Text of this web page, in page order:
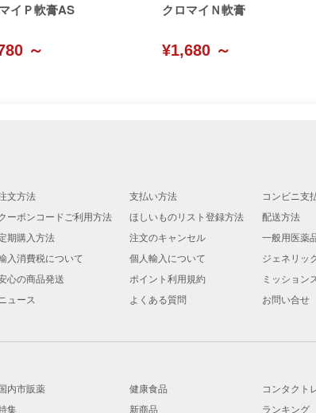
イＰ軟膏AS
～
クロマイＮ軟膏
¥1,680 ～
文方法 支払い方法
コンビニ支
ーポンコードご利用方法 ほしいものリスト登録方法
配送方法
期購入方法 注文のキャンセル
一般用医薬
入消費税について 個人輸入について
ジェネリッ
心の商品発送 ポイント利用規約
ミッション
ニュース よくある質問 お問い合せ
内市販薬 健康食品
コンタクト
集 新商品 ランキング